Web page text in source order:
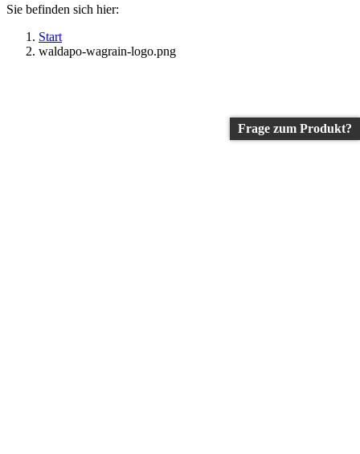
Sie befinden sich hier:
Start
waldapo-wagrain-logo.png
Frage zum Produkt?